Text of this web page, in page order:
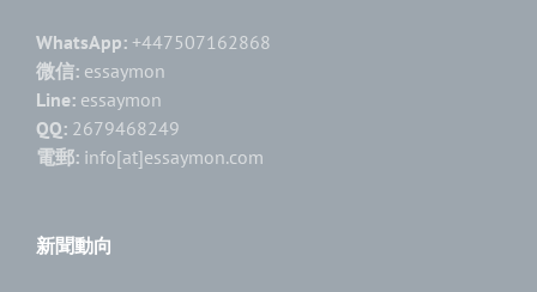
WhatsApp: +447507162868
微信: essaymon
Line: essaymon
QQ: 2679468249
電郵: info[at]essaymon.com
新聞動向